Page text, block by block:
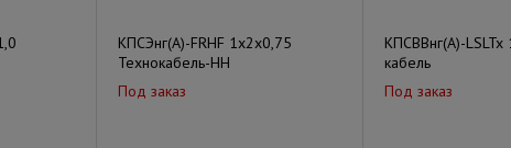
КПСЭнг(А)-FRHF 1x2x0,75
Технокабель-НН
Под заказ
КПСВВнг(A)-LSLTx
кабель
Под заказ